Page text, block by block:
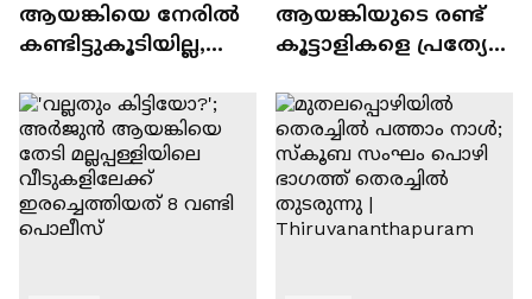
ആയങ്കിയെ നേരിൽ
കണ്ടിട്ടുകൂടിയില്ല,
വീടുകളിൽ കയറി' |
Arjun Aayanki
ആയങ്കിയുടെ രണ്ട്
കൂട്ടാളികളെ പ്രത്യേക
സംഘത്തിന്
കൈമാറി | Arjun
Aayanki | Kannur